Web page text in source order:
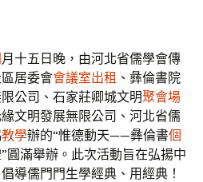
月十五日晚，由河北省儒學會傳
居委會會議室出租 、彝倫書院
公司、石家莊卿城文明聚會場
文明發展無限公司、河北省儒
教學辦的“惟德動天——彝倫書個
圓滿舉辦。此次活動旨在弘揚中
導儒門門生學經典、用經典！